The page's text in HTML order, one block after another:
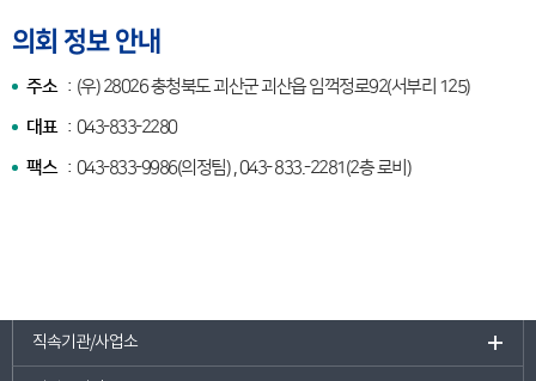
의회 정보 안내
주소 : (우) 28026 충청북도 괴산군 괴산읍 임꺽정로92(서부리 125)
대표 : 043-833-2280
팩스 : 043-833-9986(의정팀) , 043- 833.-2281(2층 로비)
직속기관/사업소